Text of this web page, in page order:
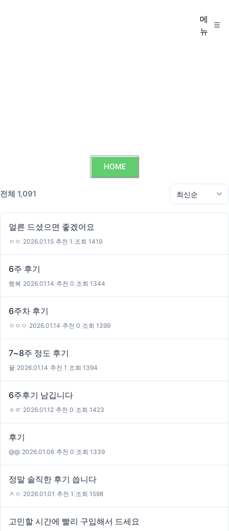
메
뉴
HOME
전체 1,091
얼른 드셨으면 좋겠어요
ㅇㅇ 2026.01.15 추천 1 조회 1419
6주 후기
행복 2026.01.14 추천 0 조회 1344
6주차 후기
ㅇㅇㅇ 2026.01.14 추천 0 조회 1399
7~8주 정도 후기
뀰 2026.01.14 추천 1 조회 1394
6주후기 남깁니다
ㅎㄹ 2026.01.12 추천 0 조회 1423
후기
@@ 2026.01.06 추천 0 조회 1339
정말 솔직한 후기 씁니다
ㅈㅇ 2026.01.01 추천 1 조회 1598
고민할 시간에 빨리 구입해서 드세요